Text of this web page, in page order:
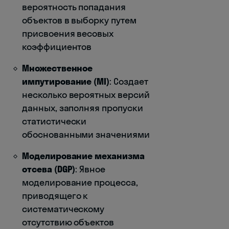
вероятность попадания
объектов в выборку путем
присвоения весовых
коэффициентов
Множественное
импутирование (MI): Создает
несколько вероятных версий
данных, заполняя пропуски
статистически
обоснованными значениями
Моделирование механизма
отсева (DGP): Явное
моделирование процесса,
приводящего к
систематическому
отсутствию объектов